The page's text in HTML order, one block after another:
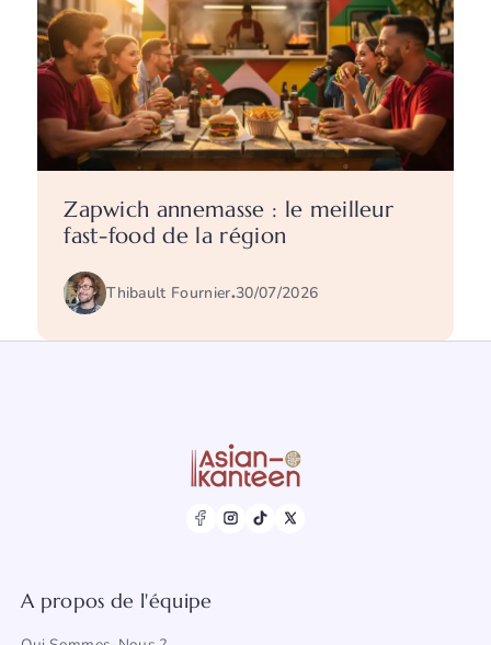
Zapwich annemasse : le meilleur
fast-food de la région
Thibault Fournier.30/07/2026
A propos de l'équipe